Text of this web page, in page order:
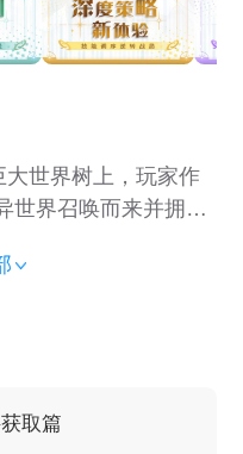
大世界树上，玩家作
世界召唤而来并拥有
各具特色守护者们展
取篇